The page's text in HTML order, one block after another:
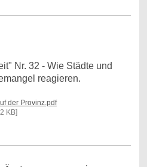
Nr. 32 - Wie Städte und
reagieren.
der Provinz.pdf
KB]